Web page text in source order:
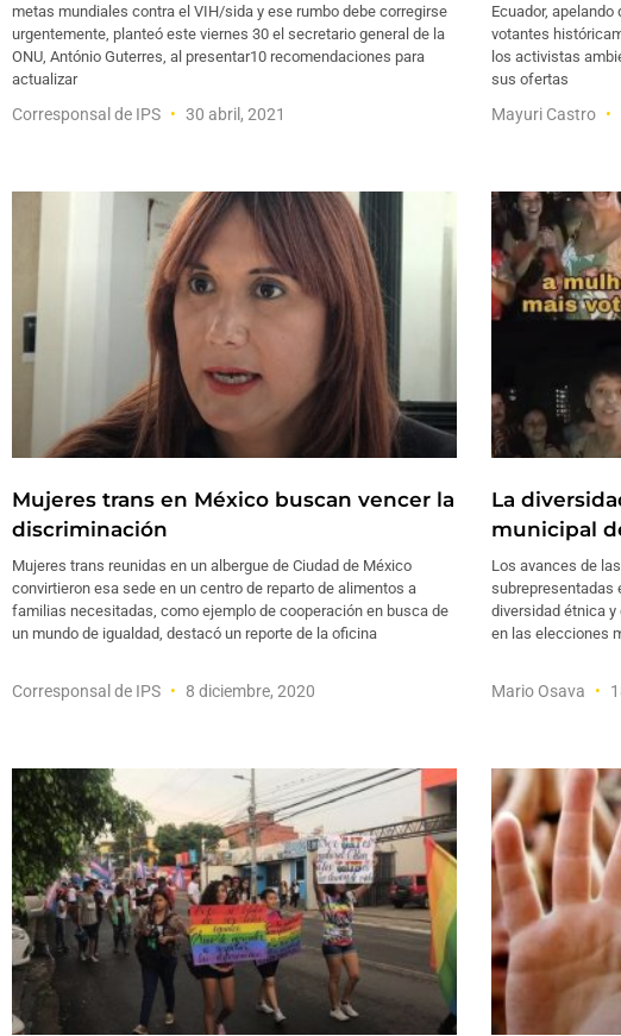
metas mundiales contra el VIH/sida y ese rumbo debe corregirse
urgentemente, planteó este viernes 30 el secretario general de la
ONU, António Guterres, al presentar10 recomendaciones para
actualizar
Corresponsal de IPS 30 abril, 2021
Ecuador,
votantes
los activistas
sus ofertas
Mayuri Castro
Mujeres trans en México buscan vencer la
discriminación
Mujeres trans reunidas en un albergue de Ciudad de México
convirtieron esa sede en un centro de reparto de alimentos a
familias necesitadas, como ejemplo de cooperación en busca de
un mundo de igualdad, destacó un reporte de la oficina
Corresponsal de IPS 8 diciembre, 2020
La
municipal
Los avances de
subrepresentadas
diversidad étnica y
en las elecciones
Mario Osava